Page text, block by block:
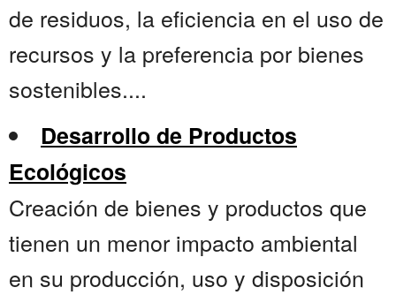
de residuos, la eficiencia en el uso de
recursos y la preferencia por bienes
sostenibles....
Desarrollo de Productos
Ecológicos
Creación de bienes y productos que
tienen un menor impacto ambiental
en su producción, uso y disposición